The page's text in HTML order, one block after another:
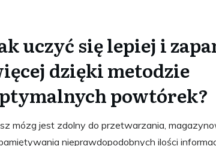
uczyć się lepiej i
dzięki metodzie
powtórek?
mózg jest zdolny do przetwarzania,
nieprawdopodobnych ilości